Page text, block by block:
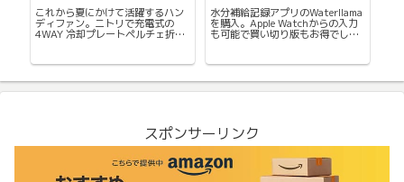
これから夏にかけて活躍するハン
ディファン。ニトリで充電式の
4WAY 冷却プレートペルチェ折り
水分補給記録アプリのWaterllama
を購入。Apple Watchからの入力
も可能で買い切り版もお得でし
スポンサーリンク